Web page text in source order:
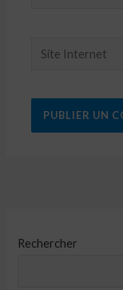
Rechercher
Site